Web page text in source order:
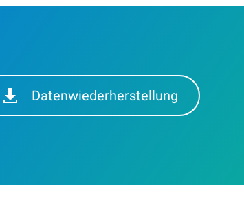
Datenwiederherstellung